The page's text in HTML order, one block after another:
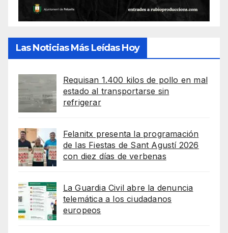
Las Noticias Más Leídas Hoy
Requisan 1.400 kilos de pollo en mal
estado al transportarse sin
refrigerar
Felanitx presenta la programación
de las Fiestas de Sant Agustí 2026
con diez días de verbenas
La Guardia Civil abre la denuncia
telemática a los ciudadanos
europeos